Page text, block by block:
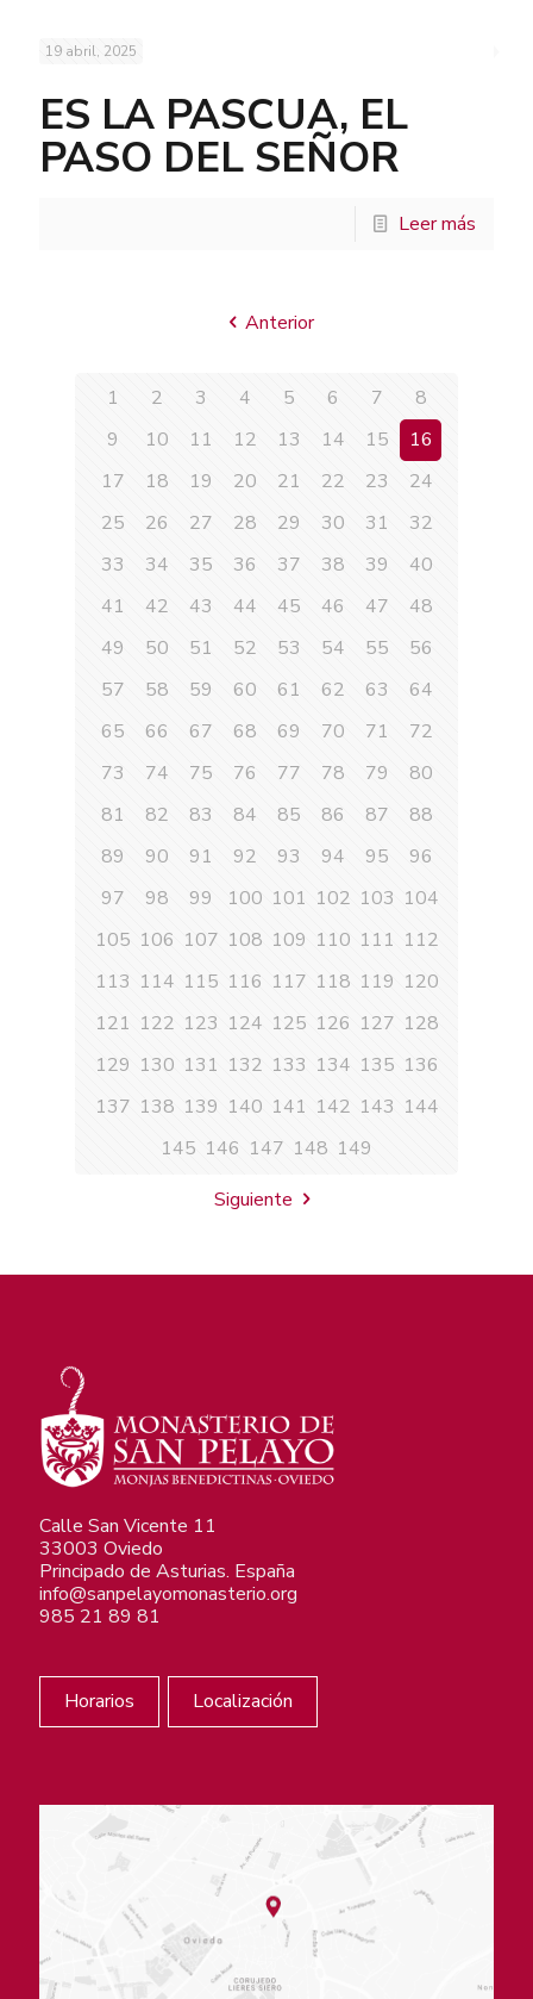
19 abril, 2025
ES LA PASCUA, EL
PASO DEL SEÑOR
Leer más
Anterior
1 2 3 4 5 6 7
8
9
10 11 12 13 14 15
16
17
18 19 20 21 22 23
24
25
26 27 28 29 30 31
32
33
34 35 36 37 38 39
40
41
42 43 44 45 46 47
48
49
50 51 52 53 54 55
56
57
58 59 60 61 62 63
64
65
66 67 68 69 70 71
72
73
74 75 76 77 78 79
80
81
82 83 84 85 86 87
88
89
90 91 92 93 94 95
96
97
98 99 100 101 102 103 104
105 106 107 108 109 110 111 112
113 114 115 116 117 118 119 120
121 122 123 124 125 126 127 128
129 130 131 132 133 134 135 136
137 138 139 140 141 142 143 144
145 146 147 148 149
Siguiente
Calle San Vicente 11
33003 Oviedo
Principado de Asturias. España
info@sanpelayomonasterio.org
985 21 89 81
Horarios Localización